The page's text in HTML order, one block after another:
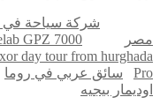
شركة سياحة في
مصر
GPZ 7000
day tour from hurghada
Pro
سائق عربي في روما
اوديمار بيجيه